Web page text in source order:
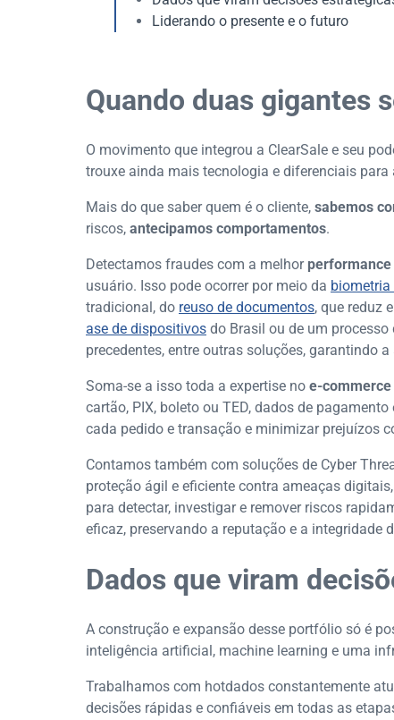
Liderando o presente e o futuro
Quando duas gigantes
O movimento que integrou a ClearSale e seu
trouxe ainda mais tecnologia e diferenciais para
Mais do que saber quem é o cliente, sabemos
riscos, antecipamos comportamentos.
Detectamos fraudes com a melhor performance
usuário. Isso pode ocorrer por meio da biometria
tradicional, do reuso de documentos, que reduz
ase de dispositivos do Brasil ou de um processo
precedentes, entre outras soluções, garantindo
Soma-se a isso toda a expertise no e-commerce
cartão, PIX, boleto ou TED, dados de
cada pedido e transação e minimizar prejuízos
Contamos também com soluções de Cyber
proteção ágil e eficiente contra ameaças
para detectar, investigar e remover riscos
eficaz, preservando a reputação e a integridade
Dados que viram
A construção e expansão desse portfólio só é
inteligência artificial, machine learning e uma
Trabalhamos com hotdados constantemente
decisões rápidas e confiáveis em todas as